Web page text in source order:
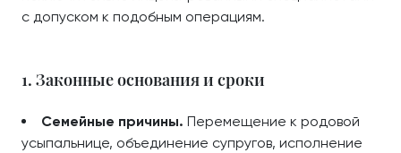
с допуском к подобным операциям.
1. Законные основания и сроки
Семейные причины. Перемещение к родовой
усыпальнице, объединение супругов, исполнение